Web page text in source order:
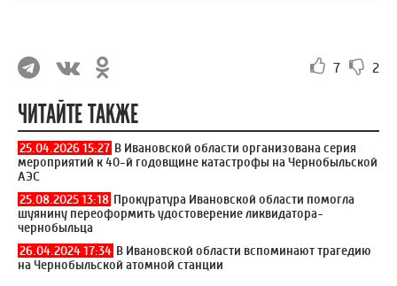
7 2
ЧИТАЙТЕ ТАКЖЕ
25.04.2026 15:27 В Ивановской области организована серия
мероприятий к 40-й годовщине катастрофы на Чернобыльской
АЭС
25.08.2025 13:18 Прокуратура Ивановской области помогла
шуянину переоформить удостоверение ликвидатора-
чернобыльца
26.04.2024 17:34 В Ивановской области вспоминают трагедию
на Чернобыльской атомной станции